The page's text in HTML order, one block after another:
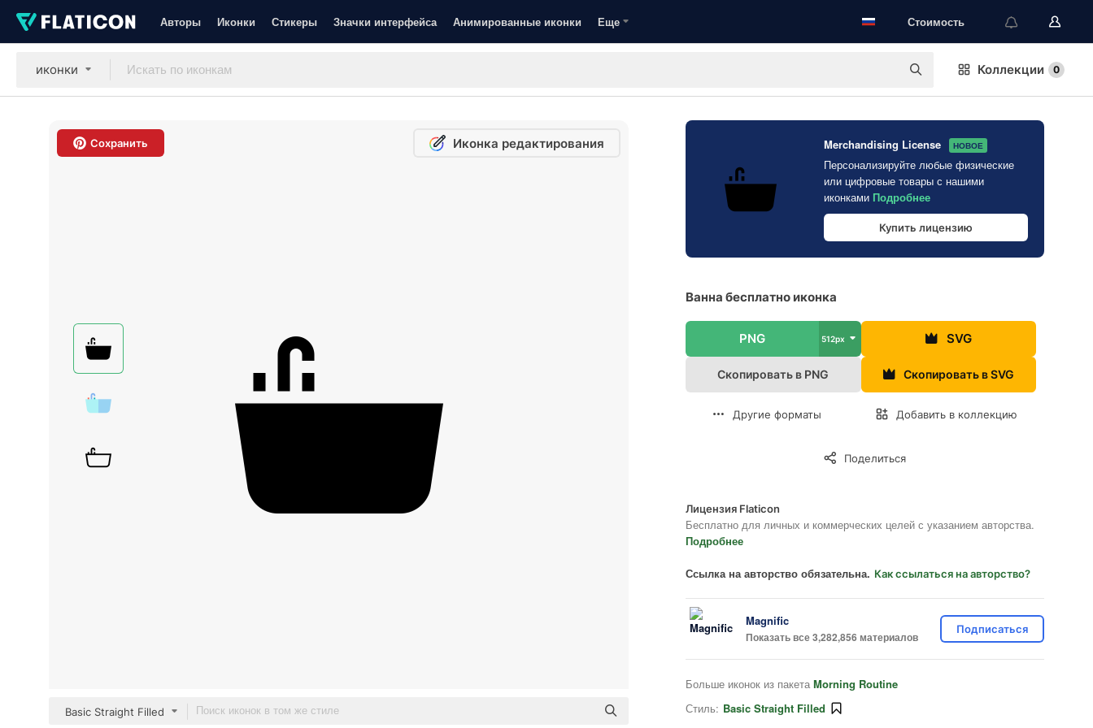
Авторы Иконки Стикеры Значки интерфейса Анимированные иконки Еще Стоимость
иконки Коллекции 0
Сохранить Иконка редактирования
Basic Straight Filled
Merchandising License НОВОЕ
Персонализируйте любые физические
или цифровые товары с нашими
иконками Подробнее
Купить лицензию
Ванна бесплатно иконка
PNG 512px SVG
Скопировать в PNG Скопировать в SVG
Другие форматы Добавить в коллекцию
Поделиться
Лицензия Flaticon
Бесплатно для личных и коммерческих целей с указанием авторства.
Подробнее
Ссылка на авторство обязательна. Как ссылаться на авторство?
Magnific
Показать все 3,282,856 материалов
Подписаться
Больше иконок из пакета Morning Routine
Стиль: Basic Straight Filled